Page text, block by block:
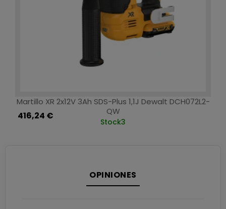
Martillo XR 2x12V 3Ah SDS-Plus 1,1J Dewalt DCH072L2-
QW
416,24 €
Stock3
OPINIONES